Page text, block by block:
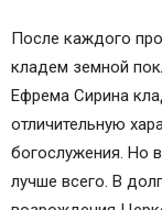
После каждого
кладем земной
Ефрема Сирина
отличительную
богослужения. Но
лучше всего. В